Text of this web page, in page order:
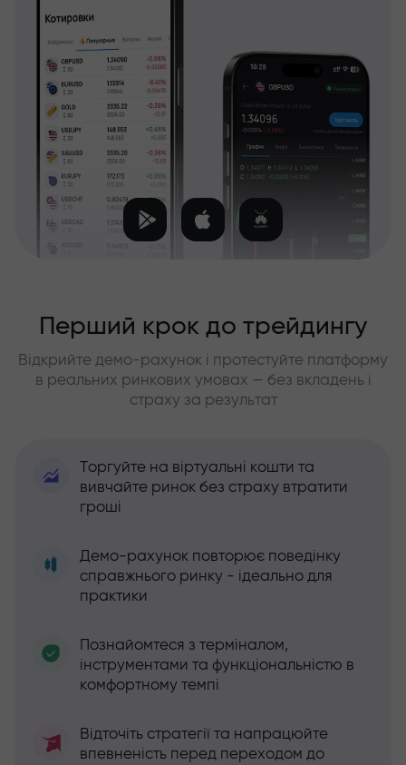
Перший крок до трейдингу
Відкрийте демо-рахунок і протестуйте платформу
в реальних ринкових умовах — без вкладень і
страху за результат
Торгуйте на віртуальні кошти та
вивчайте ринок без страху втратити
гроші
Демо-рахунок повторює поведінку
справжнього ринку - ідеально для
практики
Познайомтеся з терміналом,
інструментами та функціональністю в
комфортному темпі
Відточіть стратегії та напрацюйте
впевненість перед переходом до